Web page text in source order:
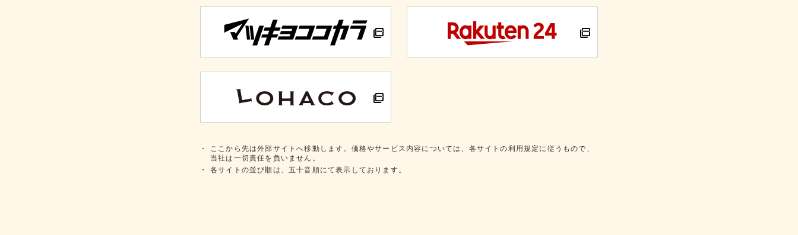
・
ここから先は外部サイトへ移動します。価格やサービス内容については、各サイトの利用規定に従うもので、
当社は一切責任を負いません。
・
各サイトの並び順は、五十音順にて表示しております。